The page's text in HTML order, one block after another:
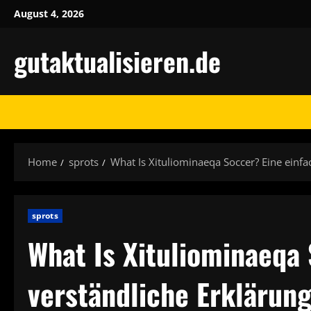
SkipAugust 4, 2026
gutaktualisieren.de
Home sprots What Is Xituliominaeqa Soccer? Eine
sprots
What Is
verständliche Erklärung